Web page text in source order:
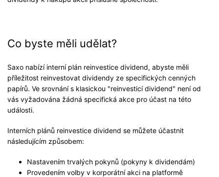
Co byste měli udělat?
Saxo nabízí interní plán reinvestice dividend, abyste měli
příležitost reinvestovat dividendy ze specifických cenných
papírů. Ve srovnání s klasickou "reinvesticí dividend" není od
vás vyžadována žádná specifická akce pro účast na této
události.
Interních plánů reinvestice dividend se můžete účastnit
následujícím způsobem:
Nastavením trvalých pokynů (pokyny k dividendám)
Provedením volby v korporátní akci na platformě